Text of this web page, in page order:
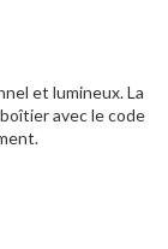
et lumineux. La
avec le code